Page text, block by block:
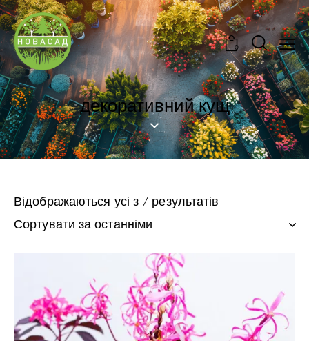
0
декоративний кущ
Відображаються усі з 7 результатів